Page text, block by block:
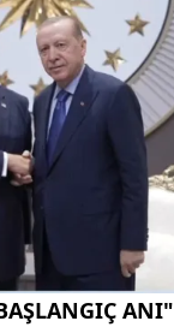
ANI"